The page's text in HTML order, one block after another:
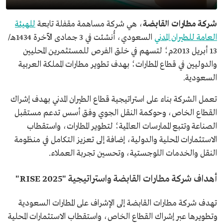
شركة مطارات القابضة، هي شركة مساهمة مقفلة تابعة للهيئة
العامة للطيران المدني
السعودي، أُنشئت في 3 جمادى الآخرة 1434هـ/
13 أبريل 2013م؛ لتسهم في خلق الفرص للمستثمرين المحليين
والدوليين في قطاع المطارات؛ بهدف تطوير مطارات المملكة العربية
السعودية.
تعمل الشركة بناء على استراتيجية قطاع الطيران المدني بهدف إشراك
القطاع الخاص، وحوكمة النقل الجوي وفق أسس تدعم مستقبل
الصناعة وتتبع الممارسات العالمية؛ لتطوير المطارات، واستقطاب
الاستثمارات المحلية والدولية، إضافة إلى تعزيز التكامل في منظومة
النقل والخدمات اللوجستية، وتحسين تجربة العملاء.
أهداف شركة مطارات القابضة واستراتيجية "RISE 2025"
تهدف شركة مطارات القابضة إلى الإشراف على المطارات السعودية
وتطويرها عبر إشراك القطاع الخاص، واستقطاب الاستثمارات المحلية